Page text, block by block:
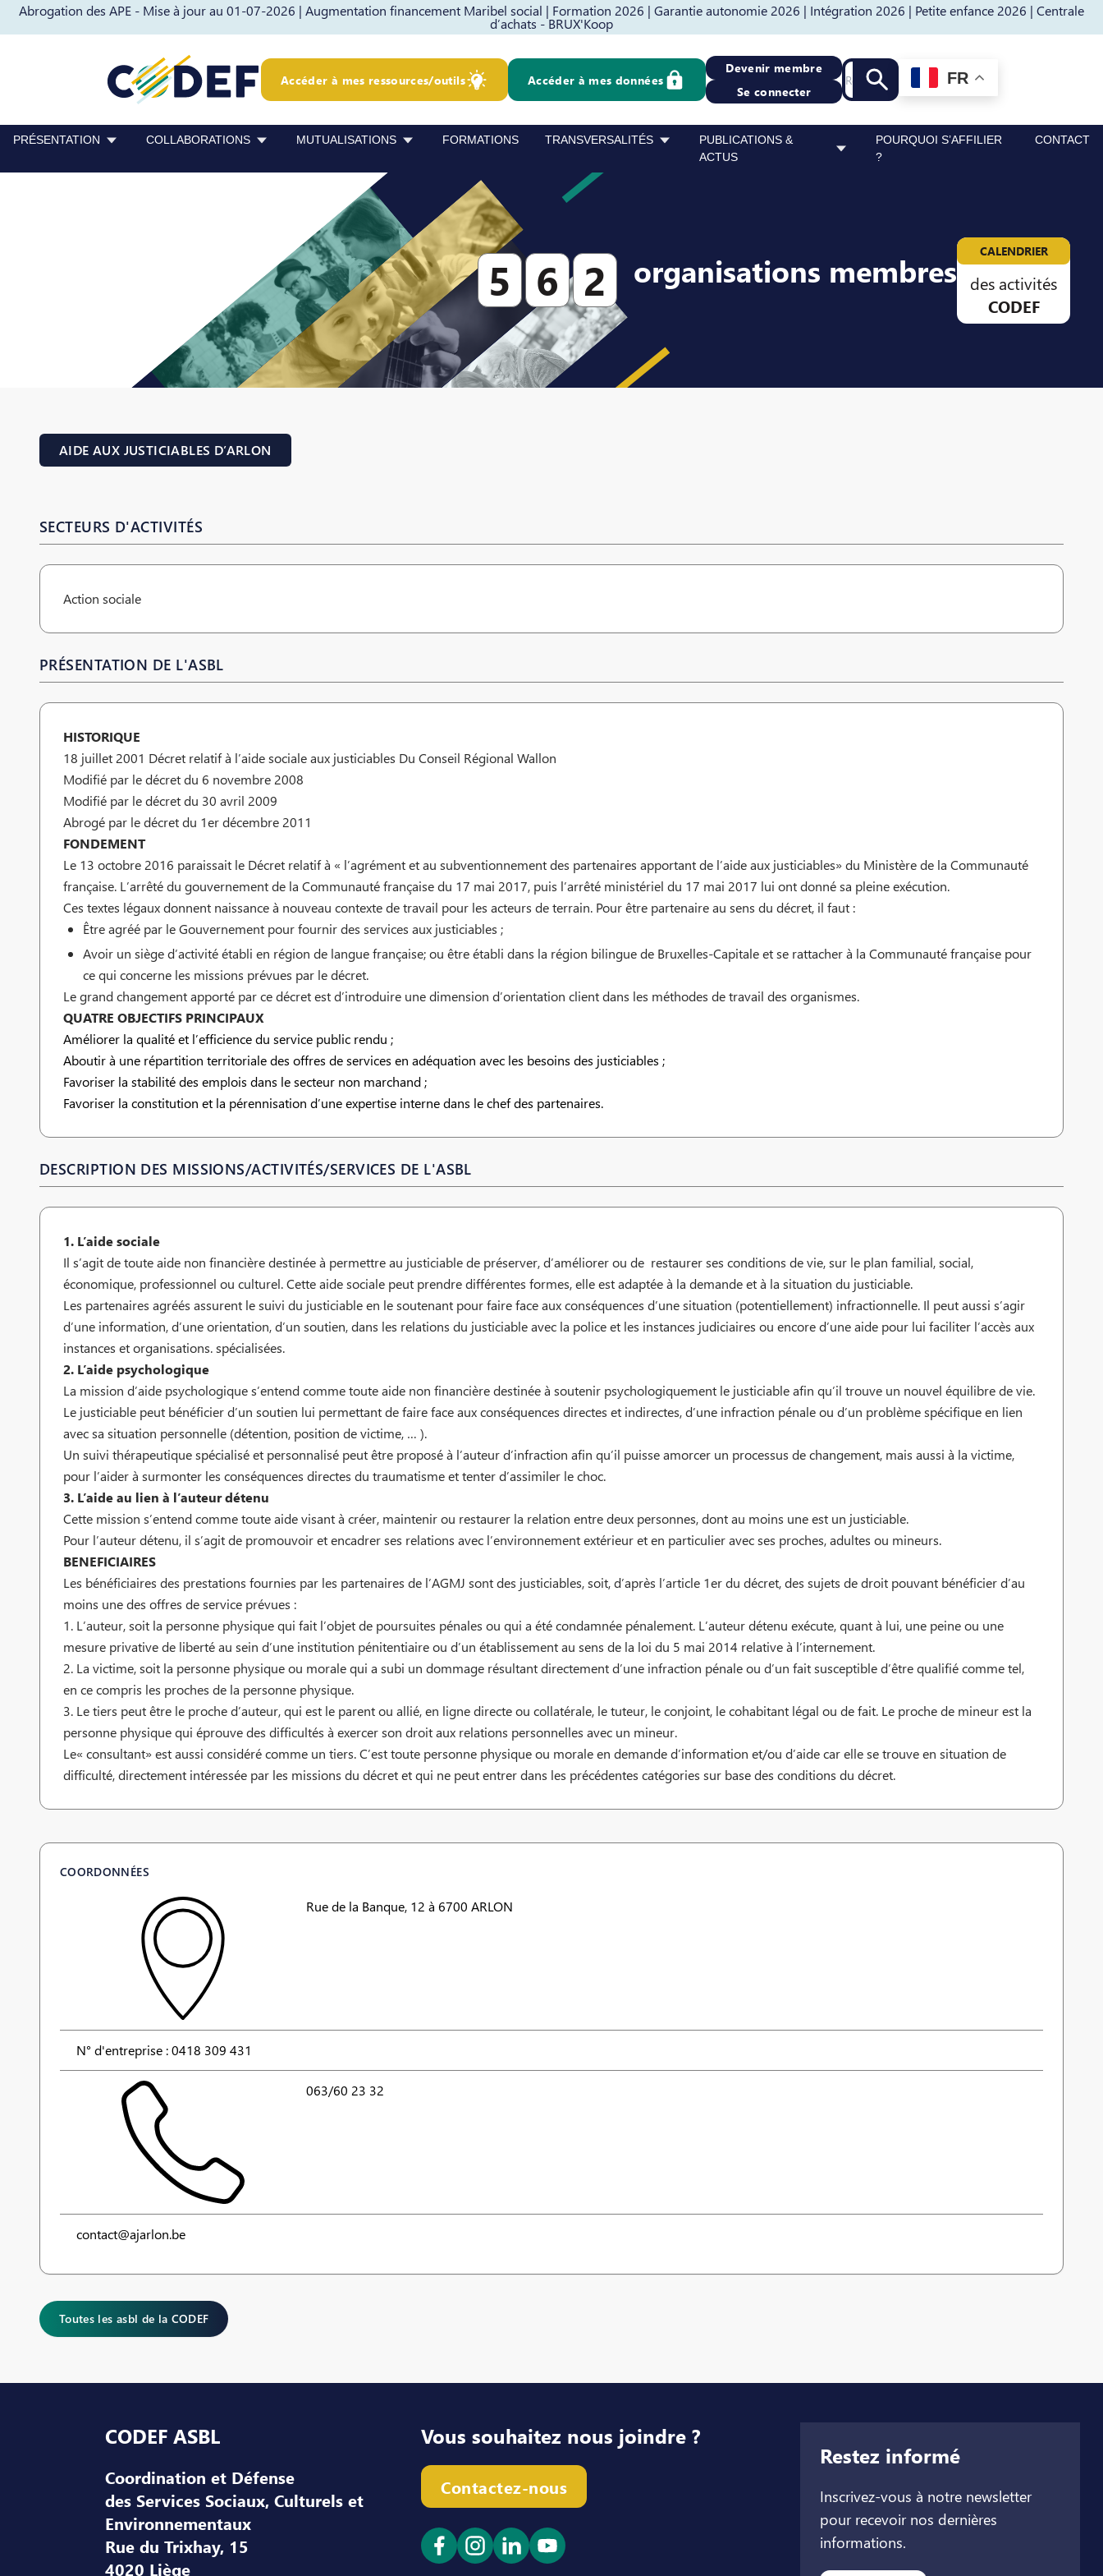
Abrogation des APE - Mise à jour au 01-07-2026 | Augmentation financement Maribel social | Formation 2026 | Garantie autonomie 2026 | Intégration 2026 | Petite enfance 2026 | Centrale
d’achats - BRUX'Koop
Passer au contenu Passer au pied de page
Accéder à mes ressources/outils Accéder à mes données
Devenir membre
Se connecter
Recherche
Lancer la recherche
FR
PRÉSENTATION COLLABORATIONS MUTUALISATIONS FORMATIONS TRANSVERSALITÉS
PUBLICATIONS &
ACTUS
POURQUOI S’AFFILIER
?
CONTACT
5 6 2 organisations membres CALENDRIER
des activités
CODEF
AIDE AUX JUSTICIABLES D’ARLON
SECTEURS D'ACTIVITÉS
Action sociale
PRÉSENTATION DE L'ASBL
HISTORIQUE
18 juillet 2001 Décret relatif à l’aide sociale aux justiciables Du Conseil Régional Wallon
Modifié par le décret du 6 novembre 2008
Modifié par le décret du 30 avril 2009
Abrogé par le décret du 1er décembre 2011
FONDEMENT
Le 13 octobre 2016 paraissait le Décret relatif à « l’agrément et au subventionnement des partenaires apportant de l’aide aux justiciables» du Ministère de la Communauté
française. L’arrêté du gouvernement de la Communauté française du 17 mai 2017, puis l’arrêté ministériel du 17 mai 2017 lui ont donné sa pleine exécution.
Ces textes légaux donnent naissance à nouveau contexte de travail pour les acteurs de terrain. Pour être partenaire au sens du décret, il faut :
Être agréé par le Gouvernement pour fournir des services aux justiciables ;
Avoir un siège d’activité établi en région de langue française; ou être établi dans la région bilingue de Bruxelles-Capitale et se rattacher à la Communauté française pour
ce qui concerne les missions prévues par le décret.
Le grand changement apporté par ce décret est d’introduire une dimension d’orientation client dans les méthodes de travail des organismes.
QUATRE OBJECTIFS PRINCIPAUX
Améliorer la qualité et l’efficience du service public rendu ;
Aboutir à une répartition territoriale des offres de services en adéquation avec les besoins des justiciables ;
Favoriser la stabilité des emplois dans le secteur non marchand ;
Favoriser la constitution et la pérennisation d’une expertise interne dans le chef des partenaires.
DESCRIPTION DES MISSIONS/ACTIVITÉS/SERVICES DE L'ASBL
1. L’aide sociale
Il s’agit de toute aide non financière destinée à permettre au justiciable de préserver, d’améliorer ou de restaurer ses conditions de vie, sur le plan familial, social,
économique, professionnel ou culturel. Cette aide sociale peut prendre différentes formes, elle est adaptée à la demande et à la situation du justiciable.
Les partenaires agréés assurent le suivi du justiciable en le soutenant pour faire face aux conséquences d’une situation (potentiellement) infractionnelle. Il peut aussi s’agir
d’une information, d’une orientation, d’un soutien, dans les relations du justiciable avec la police et les instances judiciaires ou encore d’une aide pour lui faciliter l’accès aux
instances et organisations. spécialisées.
2. L’aide psychologique
La mission d’aide psychologique s’entend comme toute aide non financière destinée à soutenir psychologiquement le justiciable afin qu’il trouve un nouvel équilibre de vie.
Le justiciable peut bénéficier d’un soutien lui permettant de faire face aux conséquences directes et indirectes, d’une infraction pénale ou d’un problème spécifique en lien
avec sa situation personnelle (détention, position de victime, … ).
Un suivi thérapeutique spécialisé et personnalisé peut être proposé à l’auteur d’infraction afin qu’il puisse amorcer un processus de changement, mais aussi à la victime,
pour l’aider à surmonter les conséquences directes du traumatisme et tenter d’assimiler le choc.
3. L’aide au lien à l’auteur détenu
Cette mission s’entend comme toute aide visant à créer, maintenir ou restaurer la relation entre deux personnes, dont au moins une est un justiciable.
Pour l’auteur détenu, il s’agit de promouvoir et encadrer ses relations avec l’environnement extérieur et en particulier avec ses proches, adultes ou mineurs.
BENEFICIAIRES
Les bénéficiaires des prestations fournies par les partenaires de l’AGMJ sont des justiciables, soit, d’après l’article 1er du décret, des sujets de droit pouvant bénéficier d’au
moins une des offres de service prévues :
1. L’auteur, soit la personne physique qui fait l’objet de poursuites pénales ou qui a été condamnée pénalement. L’auteur détenu exécute, quant à lui, une peine ou une
mesure privative de liberté au sein d’une institution pénitentiaire ou d’un établissement au sens de la loi du 5 mai 2014 relative à l’internement.
2. La victime, soit la personne physique ou morale qui a subi un dommage résultant directement d’une infraction pénale ou d’un fait susceptible d’être qualifié comme tel,
en ce compris les proches de la personne physique.
3. Le tiers peut être le proche d’auteur, qui est le parent ou allié, en ligne directe ou collatérale, le tuteur, le conjoint, le cohabitant légal ou de fait. Le proche de mineur est la
personne physique qui éprouve des difficultés à exercer son droit aux relations personnelles avec un mineur.
Le« consultant» est aussi considéré comme un tiers. C’est toute personne physique ou morale en demande d’information et/ou d’aide car elle se trouve en situation de
difficulté, directement intéressée par les missions du décret et qui ne peut entrer dans les précédentes catégories sur base des conditions du décret.
COORDONNÉES
Rue de la Banque, 12 à 6700 ARLON
N° d'entreprise : 0418 309 431
063/60 23 32
contact@ajarlon.be
Toutes les asbl de la CODEF
Pied de page
CODEF ASBL
Coordination et Défense
des Services Sociaux, Culturels et
Environnementaux
Rue du Trixhay, 15
4020 Liège
Vous souhaitez nous joindre ?
Contactez-nous
Ouvrir le lien dans un nouvel onglet
Ouvrir le lien dans un nouvel onglet
Ouvrir le lien dans un nouvel onglet
Ouvrir le lien dans un nouvel onglet
Restez informé
Inscrivez-vous à notre newsletter
pour recevoir nos dernières
informations.